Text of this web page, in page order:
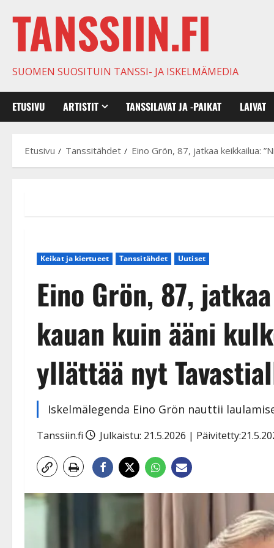
TANSSIIN.FI
SUOMEN SUOSITUIN TANSSI- JA ISKELMÄMEDIA
ETUSIVU ARTISTIT TANSSILAVAT JA -PAIKAT LAIVAT
Etusivu Tanssitähdet Eino Grön, 87, jatkaa keikkailua:
Keikat ja kiertueet Tanssitähdet Uutiset
Eino Grön, 87,
kauan kuin ääni
yllättää nyt
Iskelmälegenda Eino Grön nauttii
Tanssiin.fi Julkaistu: 21.5.2026 |